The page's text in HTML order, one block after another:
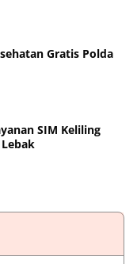
Gratis Polda
SIM Keliling